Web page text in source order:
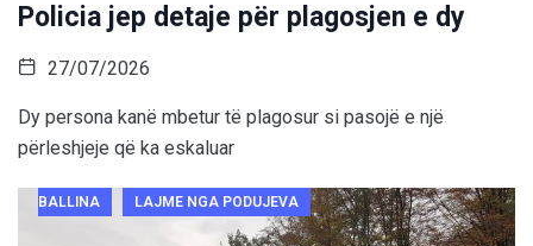
Policia jep detaje për plagosjen e dy
27/07/2026
Dy persona kanë mbetur të plagosur si pasojë e një
përleshjeje që ka eskaluar
BALLINA LAJME NGA PODUJEVA